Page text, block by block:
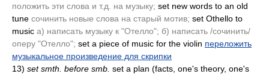
положить эти слова и т.д. на музыку; set new words to an old
tune сочинить новые слова на старый мотив; set Othello to
music а) написать музыку к "Отелло"; б) написать /сочинить/
оперу "Отелло"; set a piece of music for the violin переложить
музыкальное произведение для скрипки
13) set smth. before smb. set a plan (facts, one's theory, one's